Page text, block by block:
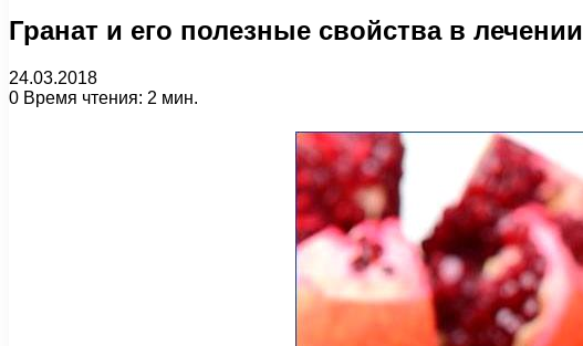
Гранат и его полезные свойства в лечении
24.03.2018
0 Время чтения: 2 мин.